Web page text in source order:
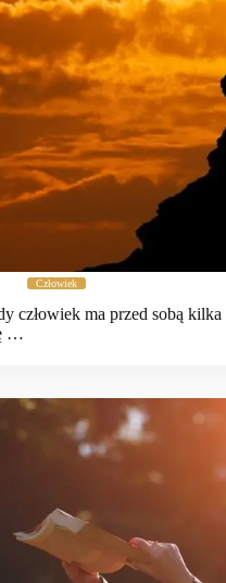
Człowiek
człowiek ma przed sobą
…